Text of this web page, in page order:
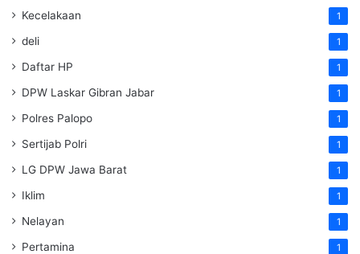
Kecelakaan 1
deli 1
Daftar HP 1
DPW Laskar Gibran Jabar 1
Polres Palopo 1
Sertijab Polri 1
LG DPW Jawa Barat 1
Iklim 1
Nelayan 1
Pertamina 1